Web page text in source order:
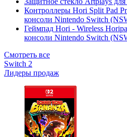
Контроллеры Hori Split Pad
консоли Nintendo Switch
Геймпад Hori - Wireless
консоли Nintendo Switch
Смотреть все
Switch 2
Лидеры продаж